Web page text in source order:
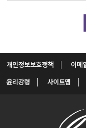
개인정보보호정책 이메
윤리강령 사이트맵